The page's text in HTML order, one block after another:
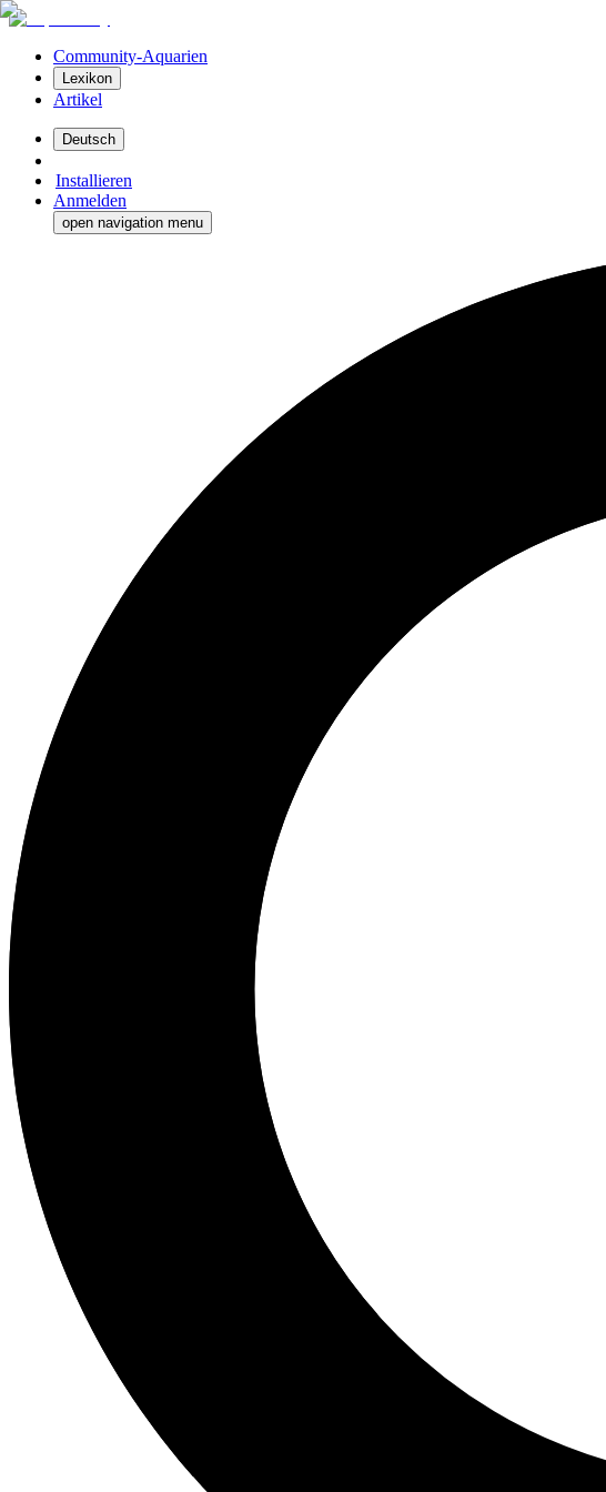
Community-Aquarien
Lexikon
Artikel
Deutsch
Installieren
Anmelden
open navigation menu